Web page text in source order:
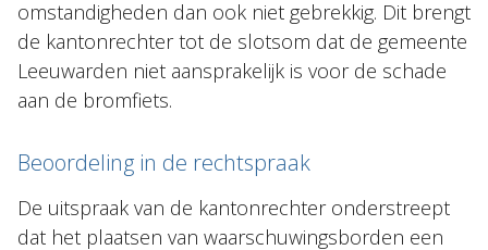
omstandigheden dan ook niet gebrekkig. Dit brengt
de kantonrechter tot de slotsom dat de gemeente
Leeuwarden niet aansprakelijk is voor de schade
aan de bromfiets.
Beoordeling in de rechtspraak
De uitspraak van de kantonrechter onderstreept
dat het plaatsen van waarschuwingsborden een